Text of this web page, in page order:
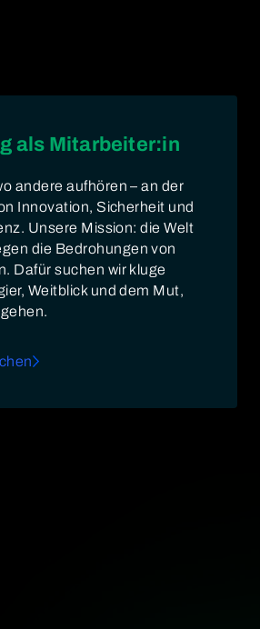
als Mitarbeiter:in
andere aufhören – an der
Innovation, Sicherheit und
Unsere Mission: die Welt
die Bedrohungen von
Dafür suchen wir kluge
Weitblick und dem Mut,